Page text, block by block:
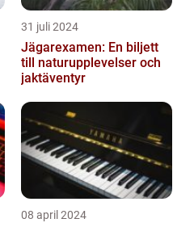
31 juli 2024
Jägarexamen: En biljett
till naturupplevelser och
jaktäventyr
08 april 2024